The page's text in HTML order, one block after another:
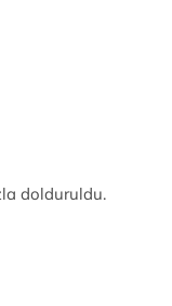
dolduruldu.